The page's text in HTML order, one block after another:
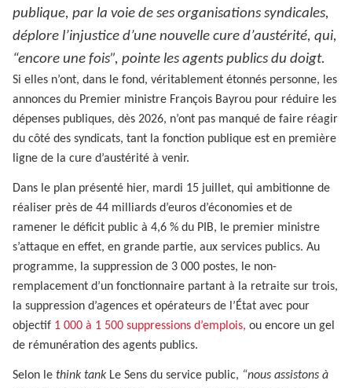
publique, par la voie de ses organisations syndicales,
déplore l’injustice d’une nouvelle cure d’austérité, qui,
“encore une fois”, pointe les agents publics du doigt.
Si elles n’ont, dans le fond, véritablement étonnés personne, les
annonces du Premier ministre François Bayrou pour réduire les
dépenses publiques, dès 2026, n’ont pas manqué de faire réagir
du côté des syndicats, tant la fonction publique est en première
ligne de la cure d’austérité à venir.
Dans le plan présenté hier, mardi 15 juillet, qui ambitionne de
réaliser près de 44 milliards d’euros d’économies et de
ramener le déficit public à 4,6 % du PIB, le premier ministre
s’attaque en effet, en grande partie, aux services publics. Au
programme, la suppression de 3 000 postes, le non-
remplacement d’un fonctionnaire partant à la retraite sur trois,
la suppression d’agences et opérateurs de l’État avec pour
objectif 1 000 à 1 500 suppressions d’emplois, ou encore un gel
de rémunération des agents publics.
Selon le think tank Le Sens du service public, “nous assistons à